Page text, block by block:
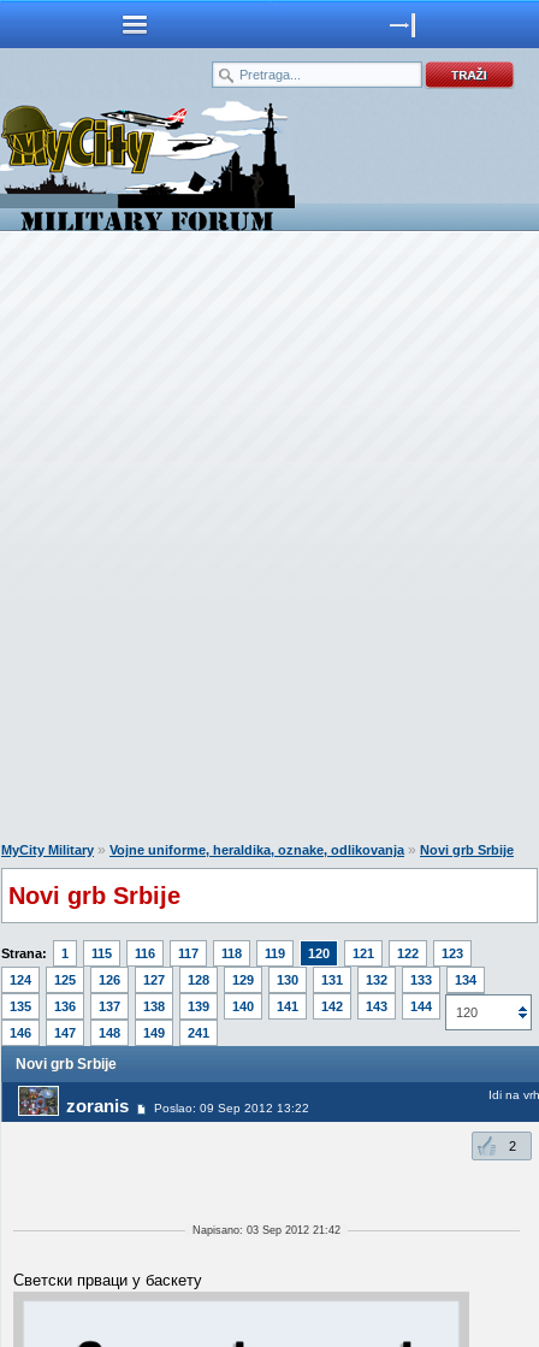
MyCity Military » Vojne uniforme, heraldika, oznake, odlikovanja» Novi grb Srbije
Novi grb Srbije
Strana: 1 115 116 117 118 119 120 121 122
123
124
125 126 127 128 129 130 131 132 133
134
135
136 137 138 139 140 141 142 143 144
145
146
147 148 149 241
120
Novi grb Srbije
zoranis Poslao: 09 Sep 2012 13:22
Idi na vrh
2
Napisano: 03 Sep 2012 21:42
Светски прваци у баскету